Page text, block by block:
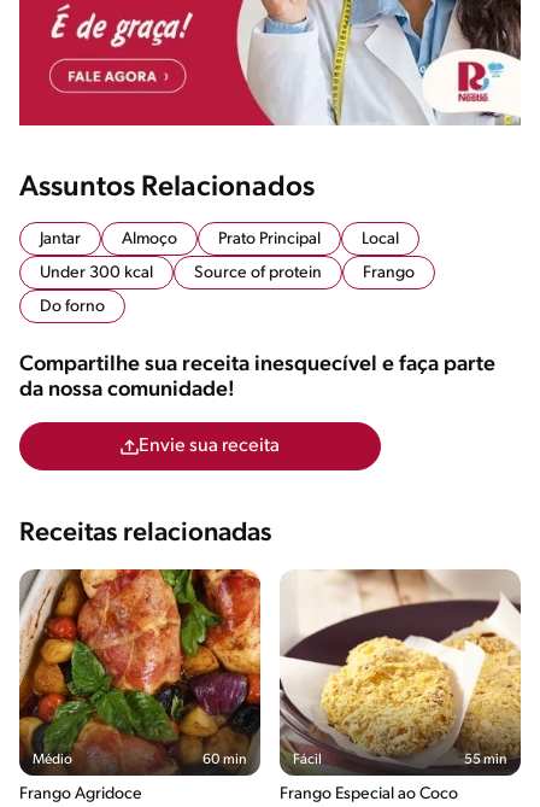
Assuntos Relacionados
Jantar Almoço Prato Principal
Local
Under 300 kcal
Source of protein
Frango
Do forno
Compartilhe sua receita inesquecível e faça parte
da nossa comunidade!
Envie sua receita
Receitas relacionadas
Médio 60 min
Frango Agridoce
Fácil 55 min
Frango Especial ao Coco